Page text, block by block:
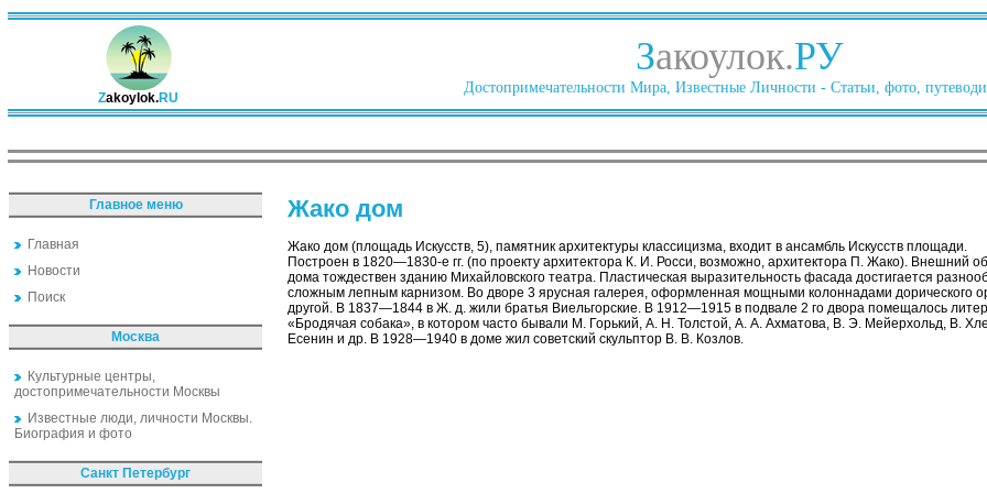
Zakoylok.RU
Закоулок.РУ
Достопримечательности Мира, Известные Личности - Статьи, фото,
Главное меню
Главная
Новости
Поиск
Москва
Культурные центры,
достопримечательности Москвы
Известные люди, личности Москвы.
Биография и фото
Санкт Петербург
Жако дом
Жако дом (площадь Искусств, 5), памятник архитектуры классицизма, входит в ансамбль Искусств площади.
Построен в 1820—1830-е гг. (по проекту архитектора К. И. Росси, возможно, архитектора П. Жако). Внешний
дома тождествен зданию Михайловского театра. Пластическая выразительность фасада достигается
сложным лепным карнизом. Во дворе 3 ярусная галерея, оформленная мощными колоннадами дорического
другой. В 1837—1844 в Ж. д. жили братья Виельгорские. В 1912—1915 в подвале 2 го двора помещалось
«Бродячая собака», в котором часто бывали М. Горький, A. Н. Толстой, А. А. Ахматова, В. Э. Мейерхольд, В.
Есенин и др. В 1928—1940 в доме жил советский скульптор В. В. Козлов.